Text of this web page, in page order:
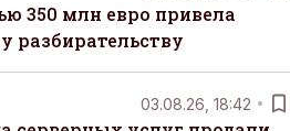
350 млн евро привела
разбирательству
03.08.26, 18:42